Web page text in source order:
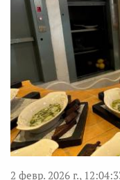
2 февр. 2026 г.,